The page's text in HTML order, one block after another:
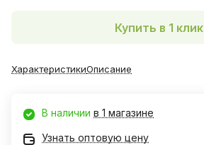
Купить в 1 клик
ХарактеристикиОписание
В наличии в 1 магазине
Узнать оптовую цену